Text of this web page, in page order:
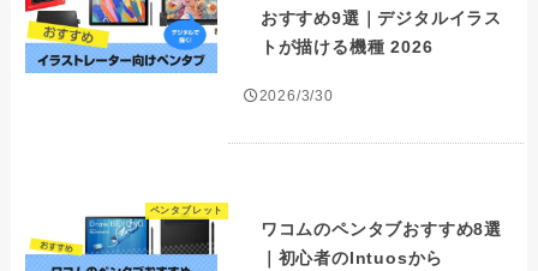
おすすめ9選｜デジタルイラス
トが描ける機種 2026
2026/3/30
ペンタブレット
ワコムのペンタブおすすめ8選
｜初心者のIntuosから